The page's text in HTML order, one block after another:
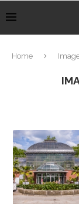
Home